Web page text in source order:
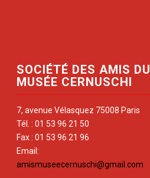
SOCIÉTÉ DES AMIS DU
MUSÉE CERNUSCHI
7, avenue Vélasquez 75008 Paris
Tél. : 01 53 96 21 50
Fax : 01 53 96 21 96
Email:
amismuseecernuschi@gmail.com